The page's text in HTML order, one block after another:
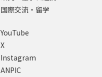
国際交流・留学
YouTube
X
Instagram
ANPIC